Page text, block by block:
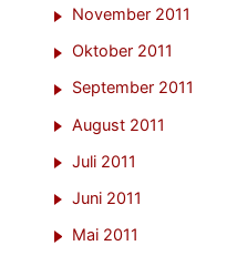
November 2011
Oktober 2011
September 2011
August 2011
Juli 2011
Juni 2011
Mai 2011